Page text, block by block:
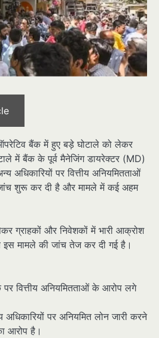
बैंक में हुए बड़े घोटाले को लेकर
में बैंक के पूर्व मैनेजिंग डायरेक्टर (MD)
अधिकारियों पर वित्तीय अनियमितताओं
शुरू कर दी है और मामले में कई अहम
ग्राहकों और निवेशकों में भारी आक्रोश
इस मामले की जांच तेज कर दी गई है।
पर वित्तीय अनियमितताओं के आरोप लगे
पर अनियमित लोन जारी करने
आरोप है।